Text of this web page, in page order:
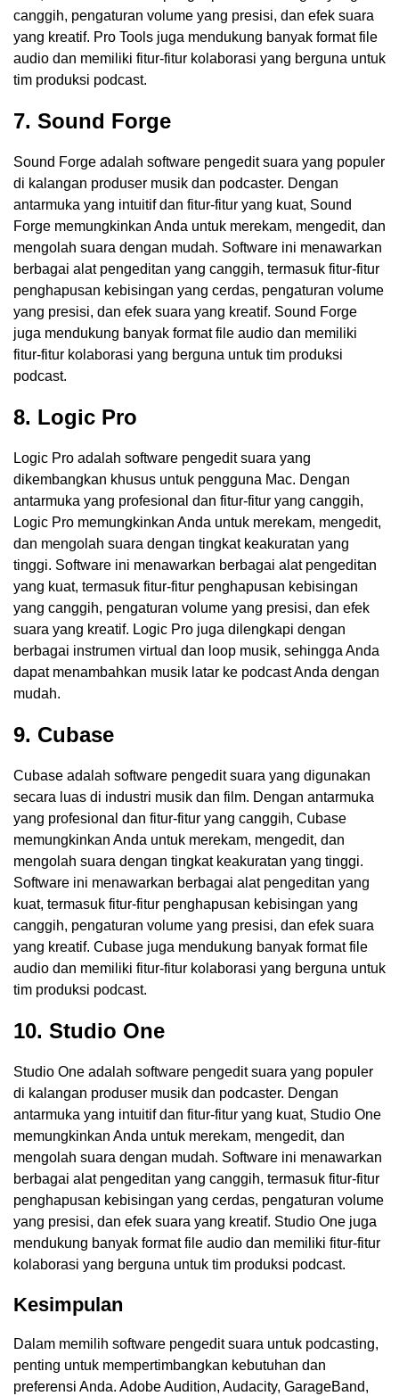
canggih, pengaturan volume yang presisi, dan efek suara
yang kreatif. Pro Tools juga mendukung banyak format file
audio dan memiliki fitur-fitur kolaborasi yang berguna untuk
tim produksi podcast.
7. Sound Forge
Sound Forge adalah software pengedit suara yang populer
di kalangan produser musik dan podcaster. Dengan
antarmuka yang intuitif dan fitur-fitur yang kuat, Sound
Forge memungkinkan Anda untuk merekam, mengedit, dan
mengolah suara dengan mudah. Software ini menawarkan
berbagai alat pengeditan yang canggih, termasuk fitur-fitur
penghapusan kebisingan yang cerdas, pengaturan volume
yang presisi, dan efek suara yang kreatif. Sound Forge
juga mendukung banyak format file audio dan memiliki
fitur-fitur kolaborasi yang berguna untuk tim produksi
podcast.
8. Logic Pro
Logic Pro adalah software pengedit suara yang
dikembangkan khusus untuk pengguna Mac. Dengan
antarmuka yang profesional dan fitur-fitur yang canggih,
Logic Pro memungkinkan Anda untuk merekam, mengedit,
dan mengolah suara dengan tingkat keakuratan yang
tinggi. Software ini menawarkan berbagai alat pengeditan
yang kuat, termasuk fitur-fitur penghapusan kebisingan
yang canggih, pengaturan volume yang presisi, dan efek
suara yang kreatif. Logic Pro juga dilengkapi dengan
berbagai instrumen virtual dan loop musik, sehingga Anda
dapat menambahkan musik latar ke podcast Anda dengan
mudah.
9. Cubase
Cubase adalah software pengedit suara yang digunakan
secara luas di industri musik dan film. Dengan antarmuka
yang profesional dan fitur-fitur yang canggih, Cubase
memungkinkan Anda untuk merekam, mengedit, dan
mengolah suara dengan tingkat keakuratan yang tinggi.
Software ini menawarkan berbagai alat pengeditan yang
kuat, termasuk fitur-fitur penghapusan kebisingan yang
canggih, pengaturan volume yang presisi, dan efek suara
yang kreatif. Cubase juga mendukung banyak format file
audio dan memiliki fitur-fitur kolaborasi yang berguna untuk
tim produksi podcast.
10. Studio One
Studio One adalah software pengedit suara yang populer
di kalangan produser musik dan podcaster. Dengan
antarmuka yang intuitif dan fitur-fitur yang kuat, Studio One
memungkinkan Anda untuk merekam, mengedit, dan
mengolah suara dengan mudah. Software ini menawarkan
berbagai alat pengeditan yang canggih, termasuk fitur-fitur
penghapusan kebisingan yang cerdas, pengaturan volume
yang presisi, dan efek suara yang kreatif. Studio One juga
mendukung banyak format file audio dan memiliki fitur-fitur
kolaborasi yang berguna untuk tim produksi podcast.
Kesimpulan
Dalam memilih software pengedit suara untuk podcasting,
penting untuk mempertimbangkan kebutuhan dan
preferensi Anda. Adobe Audition, Audacity, GarageBand,